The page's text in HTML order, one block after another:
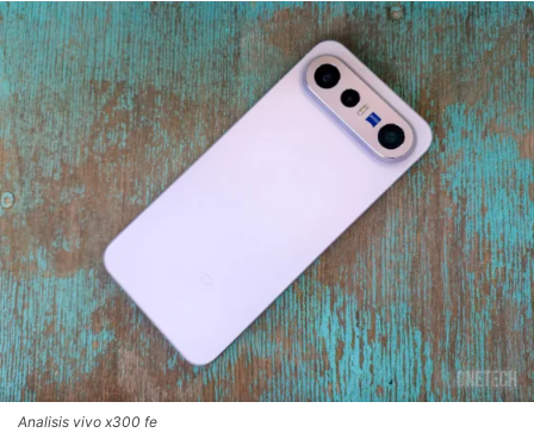
Analisis vivo x300 fe